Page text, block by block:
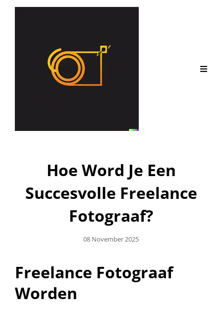
Hoe Word Je Een
Succesvolle Freelance
Fotograaf?
Geplaatst
08 November 2025
Freelance Fotograaf
Worden